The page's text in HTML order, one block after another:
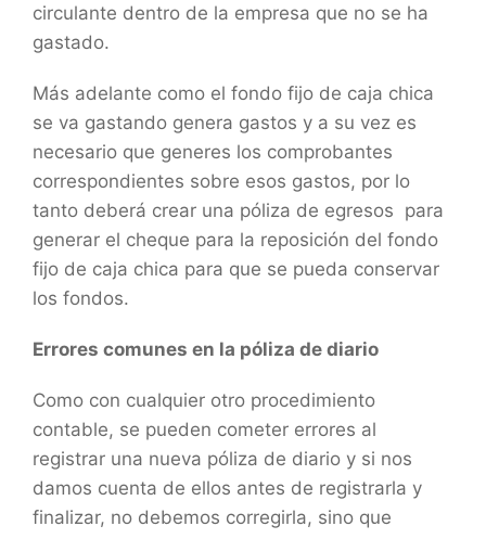
circulante dentro de la empresa que no se ha
gastado.
Más adelante como el fondo fijo de caja chica
se va gastando genera gastos y a su vez es
necesario que generes los comprobantes
correspondientes sobre esos gastos, por lo
tanto deberá crear una póliza de egresos para
generar el cheque para la reposición del fondo
fijo de caja chica para que se pueda conservar
los fondos.
Errores comunes en la póliza de diario
Como con cualquier otro procedimiento
contable, se pueden cometer errores al
registrar una nueva póliza de diario y si nos
damos cuenta de ellos antes de registrarla y
finalizar, no debemos corregirla, sino que